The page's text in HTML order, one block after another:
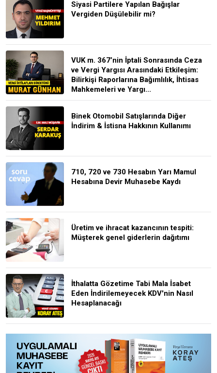
Siyasi Partilere Yapılan Bağışlar
Vergiden Düşülebilir mi?
VUK m. 367’nin İptali Sonrasında Ceza
ve Vergi Yargısı Arasındaki Etkileşim:
Bilirkişi Raporlarına Bağımlılık, İhtisas
Mahkemeleri ve Yargı...
Binek Otomobil Satışlarında Diğer
İndirim & İstisna Hakkının Kullanımı
710, 720 ve 730 Hesabın Yarı Mamul
Hesabına Devir Muhasebe Kaydı
Üretim ve ihracat kazancının tespiti:
Müşterek genel giderlerin dağıtımı
İthalatta Gözetime Tabi Mala İsabet
Eden İndirilemeyecek KDV'nin Nasıl
Hesaplanacağı